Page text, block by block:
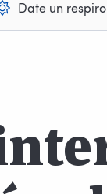
Date un respiro